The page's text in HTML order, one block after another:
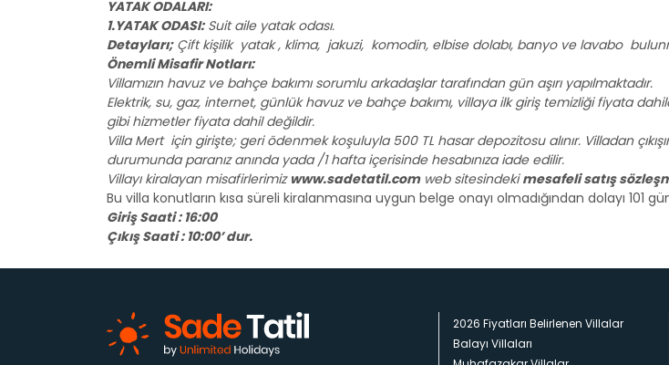
YATAK ODALARI:
1.YATAK ODASI:Suit aile yatak odası.
Detayları;Çift kişilik yatak , klima, jakuzi, komodin, elbise dolabı, banyo ve lavabo
Önemli Misafir Notları:
Villamızın havuz ve bahçe bakımı sorumlu arkadaşlar tarafından gün aşırı yapılmaktadır.
Elektrik, su, gaz, internet, günlük havuz ve bahçe bakımı, villaya ilk giriş temizliği fiyata
gibi hizmetler fiyata dahil değildir.
Villa Mert için girişte; geri ödenmek koşuluyla 500 TL hasar depozitosu alınır. Villadan
durumunda paranız anında yada /1 hafta içerisinde hesabınıza iade edilir.
Villayı kiralayan misafirlerimiz www.sadetatil.comweb sitesindekimesafeli satış
Bu villa konutların kısa süreli kiralanmasına uygun belge onayı olmadığından dolayı 101
Giriş Saati : 16:00
Çıkış Saati : 10:00’ dur.
2026 Fiyatları Belirlenen Villalar
Balayı Villaları